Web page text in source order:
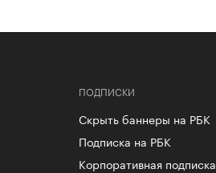
ПОДПИСКИ
Скрыть баннеры на РБК
Подписка на РБК
Корпоративная подписка